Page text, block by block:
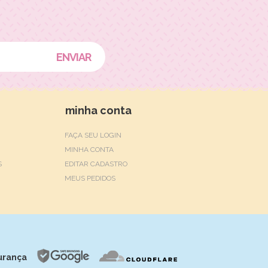
minha conta
FAÇA SEU LOGIN
MINHA CONTA
EDITAR CADASTRO
MEUS PEDIDOS